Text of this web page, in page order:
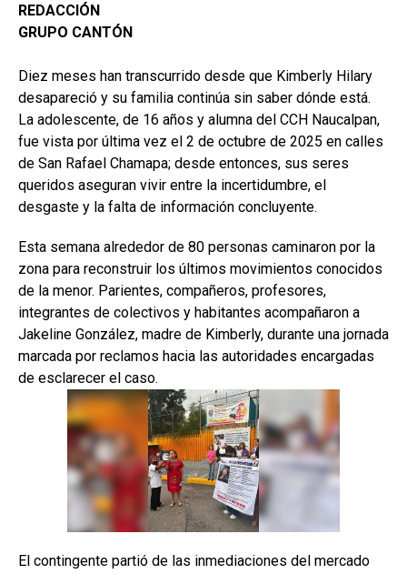
REDACCIÓN
GRUPO CANTÓN
Diez meses han transcurrido desde que Kimberly Hilary
desapareció y su familia continúa sin saber dónde está.
La adolescente, de 16 años y alumna del CCH Naucalpan,
fue vista por última vez el 2 de octubre de 2025 en calles
de San Rafael Chamapa; desde entonces, sus seres
queridos aseguran vivir entre la incertidumbre, el
desgaste y la falta de información concluyente.
Esta semana alrededor de 80 personas caminaron por la
zona para reconstruir los últimos movimientos conocidos
de la menor. Parientes, compañeros, profesores,
integrantes de colectivos y habitantes acompañaron a
Jakeline González, madre de Kimberly, durante una jornada
marcada por reclamos hacia las autoridades encargadas
de esclarecer el caso.
El contingente partió de las inmediaciones del mercado